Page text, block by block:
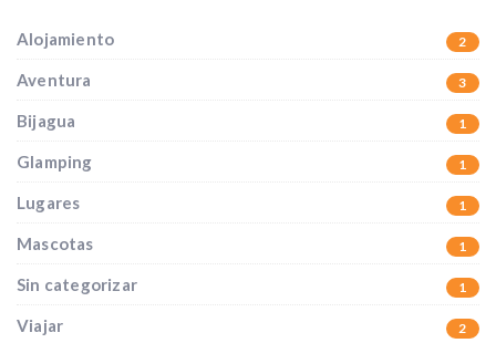
Alojamiento 2
Aventura 3
Bijagua 1
Glamping 1
Lugares 1
Mascotas 1
Sin categorizar 1
Viajar 2